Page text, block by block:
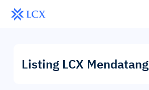
Listing LCX Mendatang